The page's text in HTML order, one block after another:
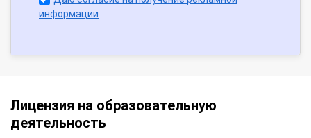
информации
Лицензия на образовательную
деятельность